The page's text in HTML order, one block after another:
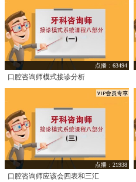
口腔咨询师模式接诊分析
点播：63494
口腔咨询师应该会四表和三汇
点播：21938